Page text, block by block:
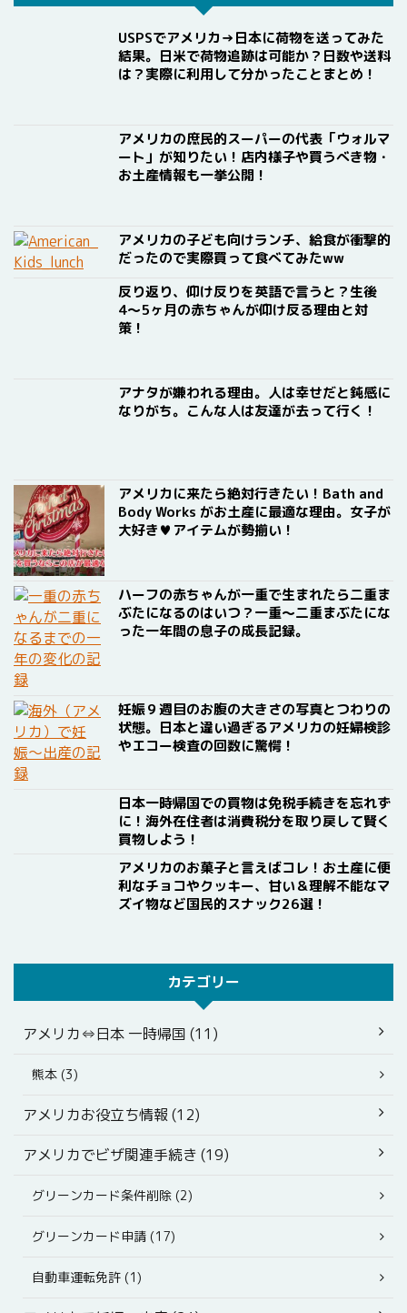
USPSでアメリカ→日本に荷物を送ってみた
結果。日米で荷物追跡は可能か？日数や送料
は？実際に利用して分かったことまとめ！
アメリカの庶民的スーパーの代表「ウォルマ
ート」が知りたい！店内様子や買うべき物・
お土産情報も一挙公開！
アメリカの子ども向けランチ、給食が衝撃的
だったので実際買って食べてみたww
反り返り、仰け反りを英語で言うと？生後
4〜5ヶ月の赤ちゃんが仰け反る理由と対
策！
アナタが嫌われる理由。人は幸せだと鈍感に
なりがち。こんな人は友達が去って行く！
アメリカに来たら絶対行きたい！Bath and
Body Works がお土産に最適な理由。女子が
大好き♥アイテムが勢揃い！
ハーフの赤ちゃんが一重で生まれたら二重ま
ぶたになるのはいつ？一重〜二重まぶたにな
った一年間の息子の成長記録。
妊娠９週目のお腹の大きさの写真とつわりの
状態。日本と違い過ぎるアメリカの妊婦検診
やエコー検査の回数に驚愕！
日本一時帰国での買物は免税手続きを忘れず
に！海外在住者は消費税分を取り戻して賢く
買物しよう！
アメリカのお菓子と言えばコレ！お土産に便
利なチョコやクッキー、甘い＆理解不能なマ
ズイ物など国民的スナック26選！
カテゴリー
アメリカ⇔日本 一時帰国 (11)
熊本 (3)
アメリカお役立ち情報 (12)
アメリカでビザ関連手続き (19)
グリーンカード条件削除 (2)
グリーンカード申請 (17)
自動車運転免許 (1)